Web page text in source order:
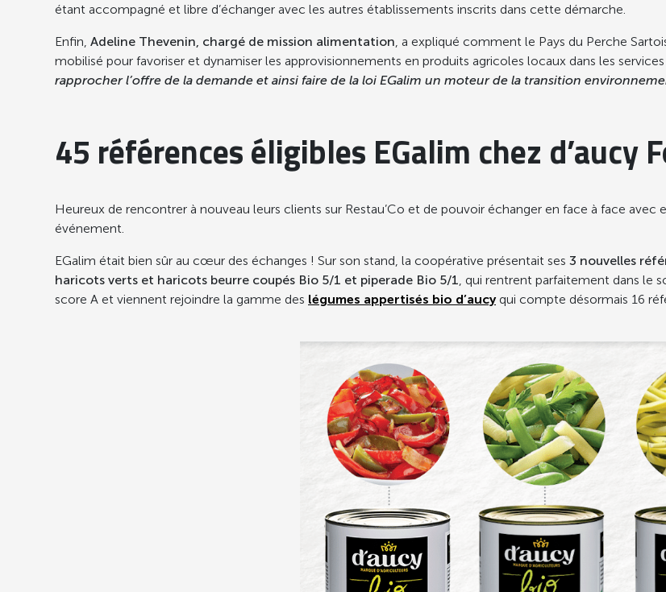
étant accompagné et libre d’échanger avec les autres établissements inscrits dans cette démarche.
Enfin, Adeline Thevenin, chargé de mission alimentation , a expliqué comment le Pays du Perche
mobilisé pour favoriser et dynamiser les approvisionnements en produits agricoles locaux dans les
rapprocher l’offre de la demande et ainsi faire de la loi EGalim un moteur de la transition
45 références éligibles EGalim chez d’aucy
Heureux de rencontrer à nouveau leurs clients sur Restau’Co et de pouvoir échanger en face à face avec
événement.
EGalim était bien sûr au cœur des échanges ! Sur son stand, la coopérative présentait ses 3 nouvelles
haricots verts et haricots beurre coupés Bio 5/1 et piperade Bio 5/1 , qui rentrent parfaitement dans le
score A et viennent rejoindre la gamme des légumes appertisés bio d’aucyqui compte désormais 16